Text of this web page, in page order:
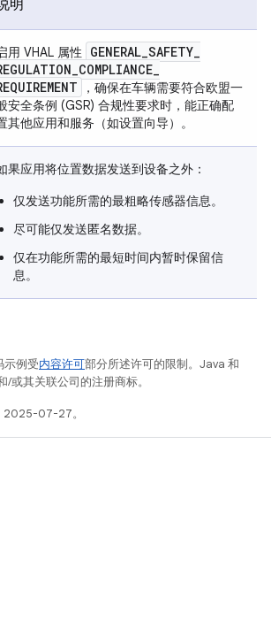
明
用 VHAL 属性 GENERAL_SAFETY_
_COMPLIANCE_
，确保在车辆需要符合欧盟一
安全条例 (GSR) 合规性要求时，能正确配
其他应用和服务（如设置向导）。
果应用将位置数据发送到设备之外：
仅发送功能所需的最粗略传感器信息。
尽可能仅发送匿名数据。
仅在功能所需的最短时间内暂时保留信
息。
示例受内容许可部分所述许可的限制。Java 和
或其关联公司的注册商标。
2025-07-27。